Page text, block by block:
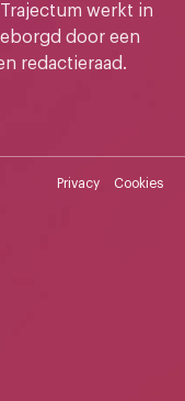
werkt in
door een
redactieraad.
Privacy Cookies